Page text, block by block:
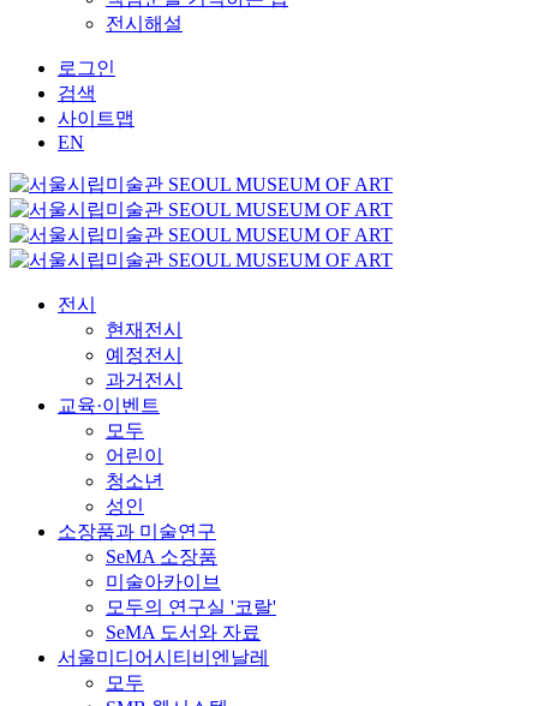
전시해설
로그인
검색
사이트맵
EN
전시
현재전시
예정전시
과거전시
교육·이벤트
모두
어린이
청소년
성인
소장품과 미술연구
SeMA 소장품
미술아카이브
모두의 연구실 '코랄'
SeMA 도서와 자료
서울미디어시티비엔날레
모두